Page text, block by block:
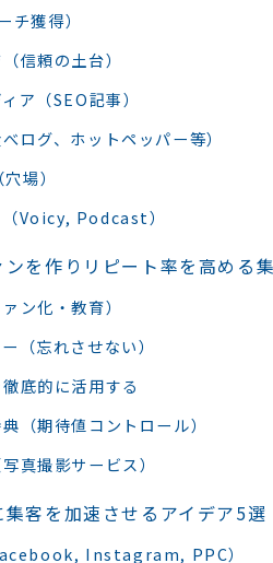
獲得）
信頼の土台）
ア（SEO記事）
ログ、ホットペッパー等）
場）
Voicy, Podcast）
ンを作りリピート率を高める
ン化・教育）
（忘れさせない）
底的に活用する
（期待値コントロール）
真撮影サービス）
集客を加速させるアイデア5選
Instagram, PPC）